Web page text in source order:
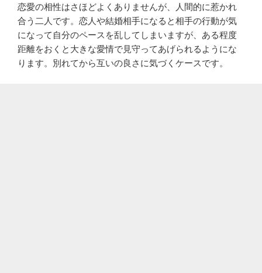
恋愛の相性はさほどよくありませんが、人間的に惹かれ
合う二人です。恋人や結婚相手になると相手の行動が気
になって自分のペースを乱してしまいますが、ある程度
距離をおくと大きな愛情で見守ってあげられるようにな
ります。別れてから互いの良さに気づくケースです。